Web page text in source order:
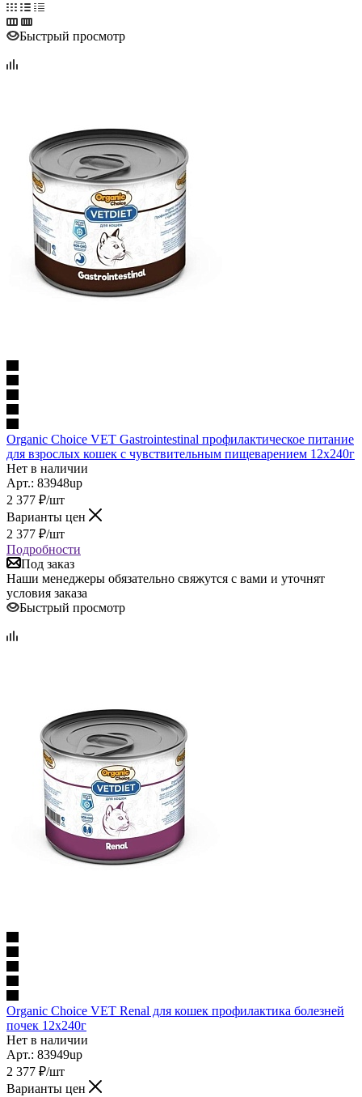
Быстрый просмотр
Organic Сhoice VET Gastrointestinal профилактическое питание
для взрослых кошек с чувствительным пищеварением 12х240г
Нет в наличии
Арт.: 83948up
2 377 ₽/шт
Варианты цен
2 377 ₽/шт
Подробности
Под заказ
Наши менеджеры обязательно свяжутся с вами и уточнят
условия заказа
Быстрый просмотр
Organic Сhoice VET Renal для кошек профилактика болезней
почек 12х240г
Нет в наличии
Арт.: 83949up
2 377 ₽/шт
Варианты цен